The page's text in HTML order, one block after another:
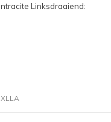
Linksdraaiend: